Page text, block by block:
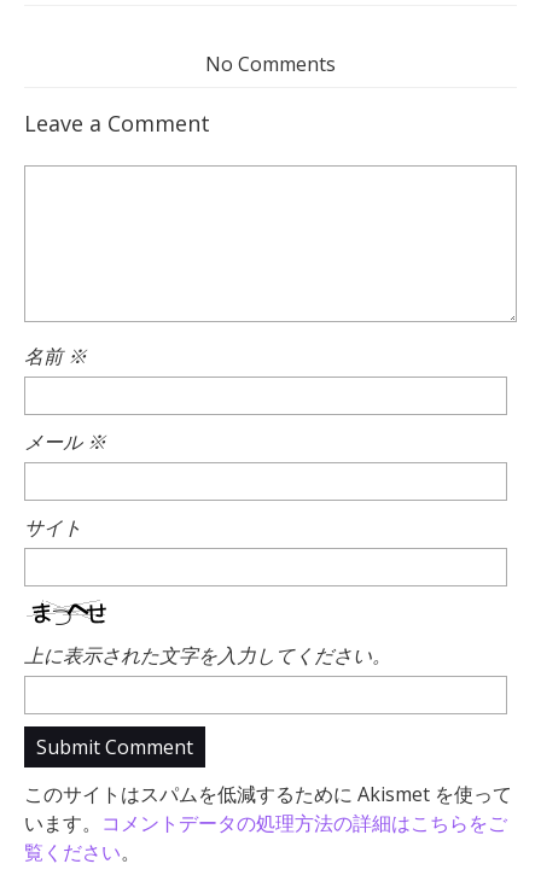
No Comments
Leave a Comment
名前※
メール ※
サイト
上に表示された文字を入力してください。
このサイトはスパムを低減するために Akismet を使って
います。 コメントデータの処理方法の詳細はこちらをご
覧ください。